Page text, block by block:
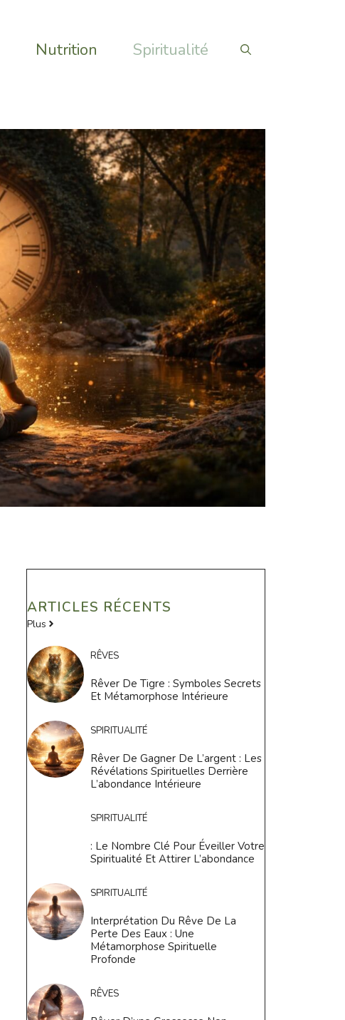
Nutrition Spiritualité
ARTICLES RÉCENTS
Plus
RÊVES
Rêver De Tigre : Symboles Secrets
Et Métamorphose Intérieure
SPIRITUALITÉ
Rêver De Gagner De L’argent : Les
Révélations Spirituelles Derrière
L’abondance Intérieure
SPIRITUALITÉ
: Le Nombre Clé Pour Éveiller Votre
Spiritualité Et Attirer L’abondance
SPIRITUALITÉ
Interprétation Du Rêve De La
Perte Des Eaux : Une
Métamorphose Spirituelle
Profonde
RÊVES